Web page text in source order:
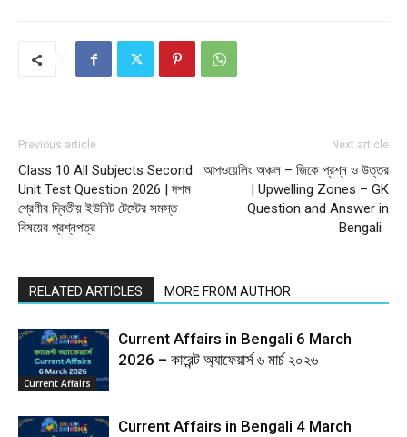
Previous article
Class 10 All Subjects Second
Unit Test Question 2026 | দশম
শ্রেণীর দ্বিতীয় ইউনিট টেস্টের সমস্ত
বিষয়ের প্রশ্নপত্র
Next article
আপওয়েলিং অঞ্চল – জিকে প্রশ্ন ও উত্তর
| Upwelling Zones – GK
Question and Answer in
Bengali
RELATED ARTICLES MORE FROM AUTHOR
Current Affairs
Current Affairs in Bengali 6 March
2026 – কারেন্ট অ্যাফেয়ার্স ৬ মার্চ ২০২৬
Current Affairs in Bengali 4 March